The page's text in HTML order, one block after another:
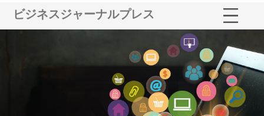
ビジネスジャーナルプレス